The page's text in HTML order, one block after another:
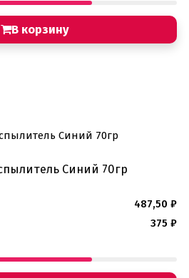
продаж от кондитеров
Шоколад Глазурь
В корзину
Синий 70гр
487,50 ₽
375 ₽